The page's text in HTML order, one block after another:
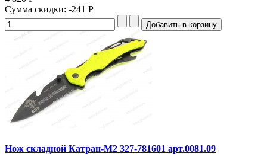
Сумма скидки: -241 Р
Нож складной Катран-М2 327-781601 арт.0081.09